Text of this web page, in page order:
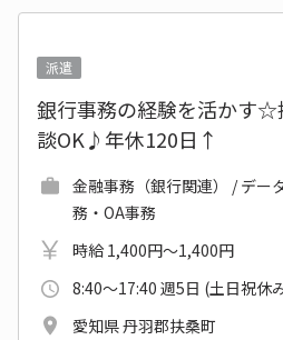
派遣
銀行事務の経験を活かす☆
談OK♪年休120日↑
金融事務（銀行関連） / デー
務・OA事務
時給 1,400円～1,400円
8:40～17:40 週5日 (土日祝休
愛知県 丹羽郡扶桑町